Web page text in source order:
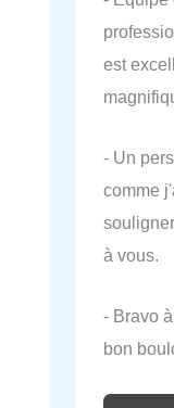
est
- Un
comme
à vous.
- Bravo
bon